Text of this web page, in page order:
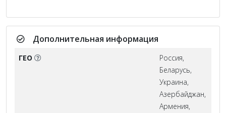
Дополнительная информация
ГЕО
Россия,
Беларусь,
Украина,
Азербайджан,
Армения,